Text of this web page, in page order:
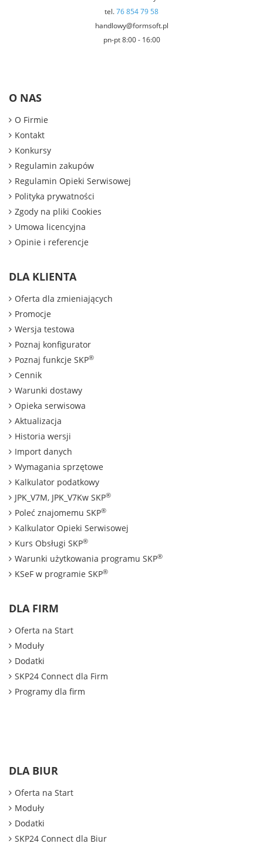
tel.76 854 79 58
handlowy@formsoft.pl
pn-pt 8:00 - 16:00
O NAS
O Firmie
Kontakt
Konkursy
Regulamin zakupów
Regulamin Opieki Serwisowej
Polityka prywatności
Zgody na pliki Cookies
Umowa licencyjna
Opinie i referencje
DLA KLIENTA
Oferta dla zmieniających
Promocje
Wersja testowa
Poznaj konfigurator
Poznaj funkcje SKP®
Cennik
Warunki dostawy
Opieka serwisowa
Aktualizacja
Historia wersji
Import danych
Wymagania sprzętowe
Kalkulator podatkowy
JPK_V7M, JPK_V7Kw SKP®
Poleć znajomemu SKP®
Kalkulator Opieki Serwisowej
Kurs Obsługi SKP®
Warunki użytkowania programu SKP®
KSeF w programie SKP®
DLA FIRM
Oferta na Start
Moduły
Dodatki
SKP24 Connect dla Firm
Programy dla firm
DLA BIUR
Oferta na Start
Moduły
Dodatki
SKP24 Connect dla Biur